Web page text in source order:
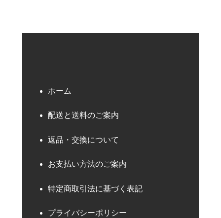
ホーム
配送と送料のご案内
返品・交換について
お支払い方法のご案内
特定商取引法に基づく表記
プライバシーポリシー